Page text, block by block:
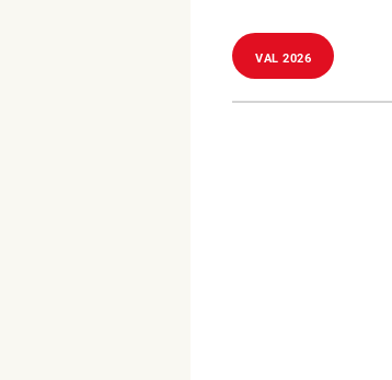
VAL 2026